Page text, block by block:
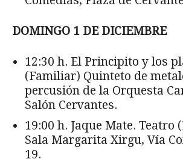
DOMINGO 1 DE DICIEMBRE
12:30 h. El Principito y los
(Familiar) Quinteto de
percusión de la Orquesta
Salón Cervantes.
19:00 h. Jaque Mate. Teatro
Sala Margarita Xirgu, Vía
19.